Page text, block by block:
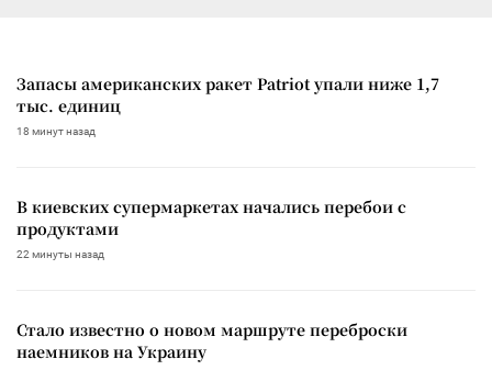
Запасы американских ракет Patriot упали ниже 1,7
тыс. единиц
18 минут назад
В киевских супермаркетах начались перебои с
продуктами
22 минуты назад
Стало известно о новом маршруте переброски
наемников на Украину